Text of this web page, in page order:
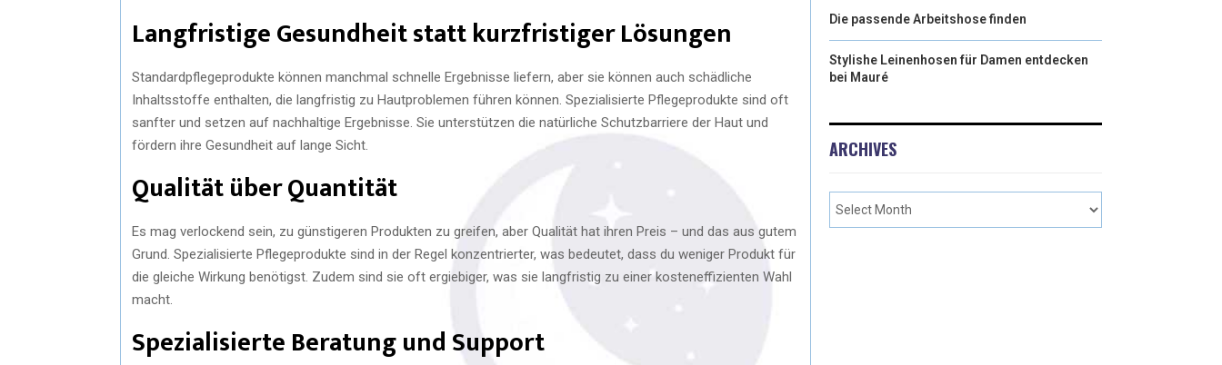
Langfristige Gesundheit statt kurzfristiger Lösungen
Standardpflegeprodukte können manchmal schnelle Ergebnisse liefern, aber sie können auch schädliche
Inhaltsstoffe enthalten, die langfristig zu Hautproblemen führen können. Spezialisierte Pflegeprodukte sind oft
sanfter und setzen auf nachhaltige Ergebnisse. Sie unterstützen die natürliche Schutzbarriere der Haut und
fördern ihre Gesundheit auf lange Sicht.
Qualität über Quantität
Es mag verlockend sein, zu günstigeren Produkten zu greifen, aber Qualität hat ihren Preis – und das aus gutem
Grund. Spezialisierte Pflegeprodukte sind in der Regel konzentrierter, was bedeutet, dass du weniger Produkt für
die gleiche Wirkung benötigst. Zudem sind sie oft ergiebiger, was sie langfristig zu einer kosteneffizienten Wahl
macht.
Spezialisierte Beratung und Support
Die passende Arbeitshose finden
Stylishe Leinenhosen für Damen entdecken
bei Mauré
ARCHIVES